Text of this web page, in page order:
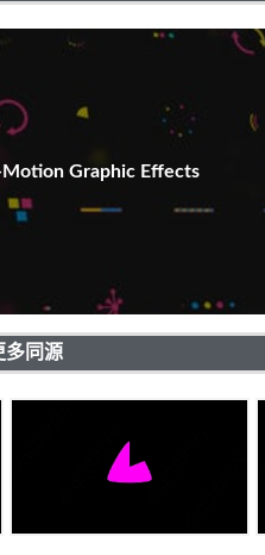
Graphic Effects
多同源